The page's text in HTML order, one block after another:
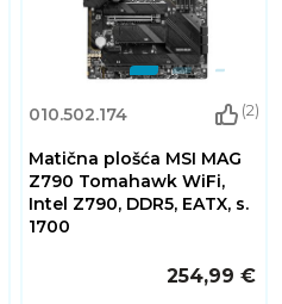
010.502.174 (2)
Matična plošća MSI MAG
Z790 Tomahawk WiFi,
Intel Z790, DDR5, EATX, s.
1700
254,99 €